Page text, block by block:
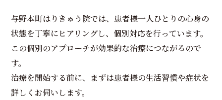
与野本町はりきゅう院では、患者様一人ひとりの心身の
状態を丁寧にヒアリングし、個別対応を行っています。
この個別のアプローチが効果的な治療につながるので
す。
治療を開始する前に、まずは患者様の生活習慣や症状を
詳しくお伺いします。